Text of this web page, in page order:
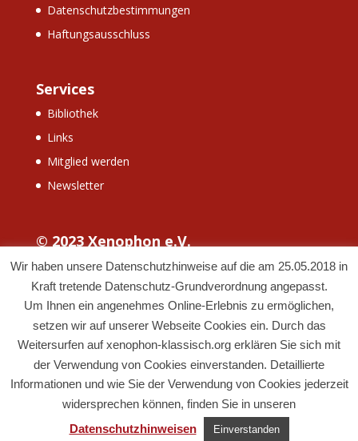
Datenschutzbestimmungen
Haftungsausschluss
Services
Bibliothek
Links
Mitglied werden
Newsletter
© 2023 Xenophon e.V.
Designed byJan Ridderbusch
Wir haben unsere Datenschutzhinweise auf die am 25.05.2018 in
Kraft tretende Datenschutz-Grundverordnung angepasst.
Um Ihnen ein angenehmes Online-Erlebnis zu ermöglichen,
setzen wir auf unserer Webseite Cookies ein. Durch das
Weitersurfen auf xenophon-klassisch.org erklären Sie sich mit
der Verwendung von Cookies einverstanden. Detaillierte
Informationen und wie Sie der Verwendung von Cookies jederzeit
widersprechen können, finden Sie in unseren
Datenschutzhinweisen
Einverstanden